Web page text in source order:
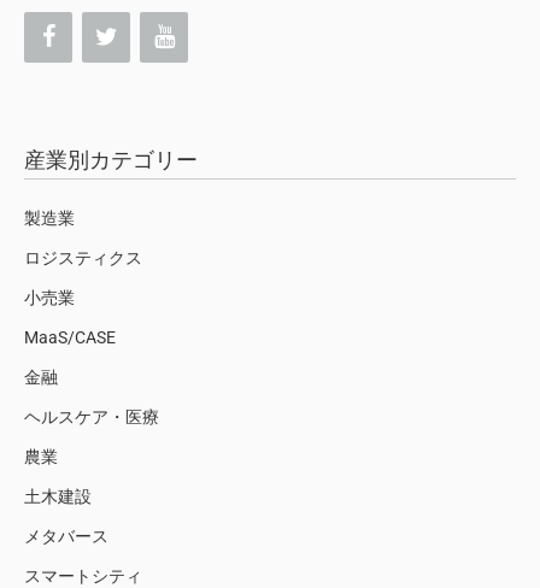
産業別カテゴリー
製造業
ロジスティクス
小売業
MaaS/CASE
金融
ヘルスケア・医療
農業
土木建設
メタバース
スマートシティ